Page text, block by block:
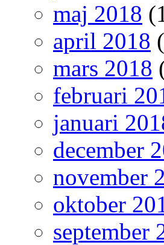
maj 2018
april 2018
mars 2018
februari
januari
december
november
oktober
september